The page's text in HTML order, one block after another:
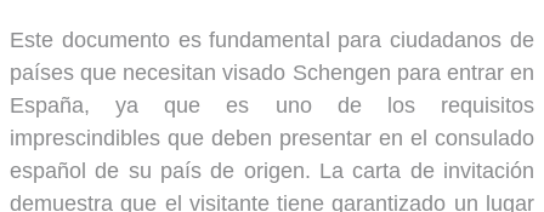
Este documento es fundamental para ciudadanos de
países que necesitan visado Schengen para entrar en
España, ya que es uno de los requisitos
imprescindibles que deben presentar en el consulado
español de su país de origen. La carta de invitación
demuestra que el visitante tiene garantizado un lugar